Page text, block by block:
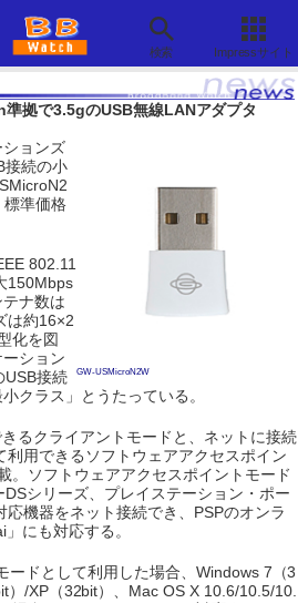
検索 Impressサイト
拠で3.5gのUSB無線LANアダプタ
GW-USMicroN2W
ョンズ
接続の小
標準価格
802.11
150Mbps
ナ数は
は約16×2
化を図
ション
USB接続
クラス」とうたっている。
るクライアントモードと、ネットに接続
利用できるソフトウェアアクセスポイン
。ソフトウェアアクセスポイントモード
シリーズ、プレイステーション・ポー
応機器をネット接続でき、PSPのオンラ
にも対応する。
ドとして利用した場合、Windows 7（3
/XP（32bit）、Mac OS X 10.6/10.5/10.